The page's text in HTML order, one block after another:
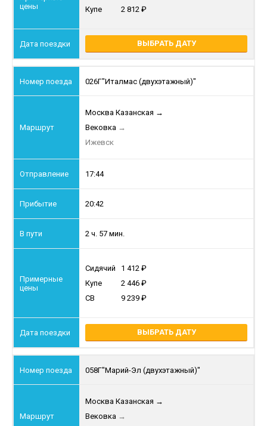
Купе
2 812
ВЫБРАТЬ ДАТУ
026Г"Италмас (двухэтажный)"
Москва Казанская →
Вековка →
Ижевск
17:44
20:42
2 ч. 57 мин.
Сидячий
1 412
Купе
2 446
СВ
9 239
ВЫБРАТЬ ДАТУ
058Г"Марий-Эл (двухэтажный)"
Москва Казанская →
Вековка →